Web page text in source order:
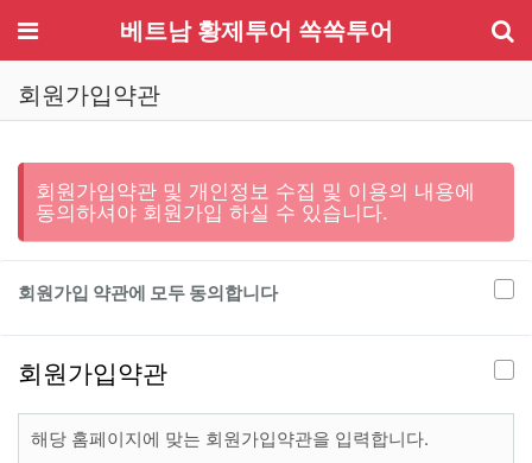
메뉴 베트남 황제투어 쏙쏙투어
회원가입약관
회원가입약관 및 개인정보 수집 및 이용의 내용에
동의하셔야 회원가입 하실 수 있습니다.
회원가입 약관에 모두 동의합니다
회원가입약관